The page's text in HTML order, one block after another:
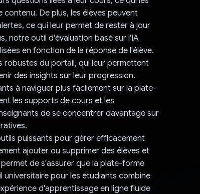
De plus, les élèves peuvent
ce qui leur permet de rester à jour
notre outil d'évaluation basé sur l'IA
en fonction de la réponse de l'élève.
robustes du portail, qui leur permettent
des insights sur leur progression.
à naviguer plus facilement sur la plate-
les supports de cours et les
de se concentrer davantage sur
puissants pour gérer efficacement
ajouter ou supprimer des élèves et
de s'assurer que la plate-forme
pour les étudiants combine
d'apprentissage en ligne fluide